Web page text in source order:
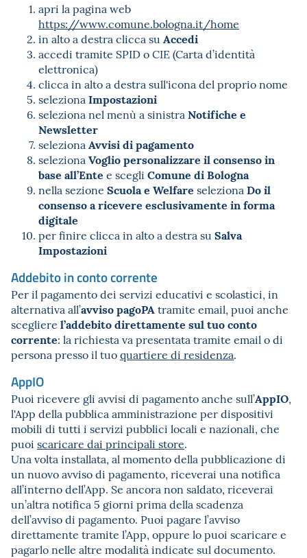
apri la pagina web
https://www.comune.bologna.it/home
in alto a destra clicca su Accedi
accedi tramite SPID o CIE (Carta d’identità
elettronica)
clicca in alto a destra sull'icona del proprio nome
selezionaImpostazioni
seleziona nel menù a sinistraNotifiche e
Newsletter
selezionaAvvisi di pagamento
selezionaVoglio personalizzare il consenso in
base all’Ente e scegli Comune di Bologna
nella sezione Scuola e Welfare selezionaDo il
consenso a ricevere esclusivamente in forma
digitale
per finire clicca in alto a destra su Salva
Impostazioni
Addebito in conto corrente
Per il pagamento dei servizi educativi e scolastici, in
alternativa all’avviso pagoPAtramite email, puoi anche
scegliere l’addebito direttamente sul tuo conto
corrente: la richiesta va presentata tramite email o di
persona presso il tuoquartiere di residenza.
AppIO
Puoi ricevere gli avvisi di pagamento anche sull’AppIO,
l'App della pubblica amministrazione per dispositivi
mobili di tutti i servizi pubblici locali e nazionali, che
puoi scaricare dai principali store.
Una volta installata, al momento della pubblicazione di
un nuovo avviso di pagamento, riceverai una notifica
all’interno dell’App. Se ancora non saldato, riceverai
un’altra notifica 5 giorni prima della scadenza
dell’avviso di pagamento. Puoi pagare l’avviso
direttamente tramite l’App, oppure lo puoi scaricare e
pagarlo nelle altre modalità indicate sul documento.